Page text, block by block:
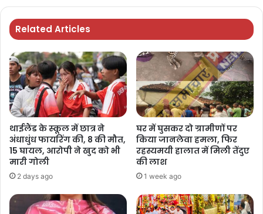
Related Articles
थाईलैंड के स्कूल में छात्र ने
अंधाधुंध फायरिंग की, 8 की मौत,
15 घायल, आरोपी ने खुद को भी
मारी गोली
2 days ago
घर में घुसकर दो ग्रामीणों पर
किया जानलेवा हमला, फिर
रहस्यमयी हालात में मिली तेंदुए
की लाश
1 week ago